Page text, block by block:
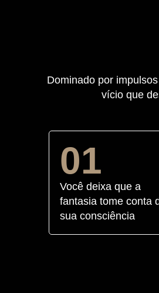
Dominado por
vício que
01
Você deixa que a
fantasia tome conta
sua consciência